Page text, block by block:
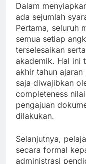
Dalam
ada sejumlah
Pertama, seluruh
semua setiap
terselesaikan
akademik. Hal ini
akhir tahun
saja diwajibkan
completeness
pengajuan
dilakukan.
Selanjutnya,
secara formal
administrasi